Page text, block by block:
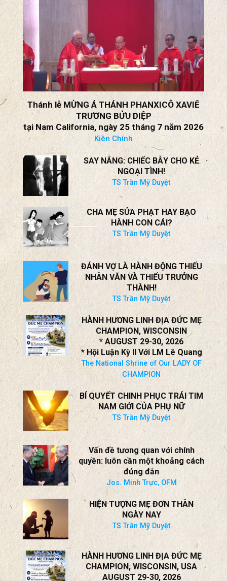
Thánh lễ MỪNG Á THÁNH PHANXICÔ XAVIÊ
TRƯƠNG BỬU DIỆP
tại Nam California, ngày 25 tháng 7 năm 2026
Kiên Chính
SAY NẮNG: CHIẾC BẪY CHO KẺ
NGOẠI TÌNH!
TS Trần Mỹ Duyệt
CHA MẸ SỬA PHẠT HAY BẠO
HÀNH CON CÁI?
TS Trần Mỹ Duyệt
ĐÁNH VỢ LÀ HÀNH ĐỘNG THIẾU
NHÂN VĂN VÀ THIẾU TRƯỞNG
THÀNH!
TS Trần Mỹ Duyệt
HÀNH HƯƠNG LINH ĐỊA ĐỨC MẸ
CHAMPION, WISCONSIN
* AUGUST 29-30, 2026
* Hội Luận Kỳ II Với LM Lê Quang
The National Shrine of Our LADY OF
CHAMPION
BÍ QUYẾT CHINH PHỤC TRÁI TIM
NAM GIỚI CỦA PHỤ NỮ
TS Trần Mỹ Duyệt
Vấn đề tương quan với chính
quyền: luôn cần một khoảng cách
đúng đắn
Jos. Minh Trực, OFM
HIỆN TƯỢNG MẸ ĐƠN THÂN
NGÀY NAY
TS Trần Mỹ Duyệt
HÀNH HƯƠNG LINH ĐỊA ĐỨC MẸ
CHAMPION, WISCONSIN, USA
AUGUST 29-30, 2026